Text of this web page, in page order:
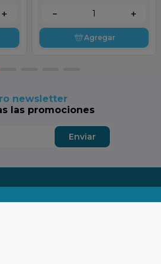
＋ ＋
－
Agregar
newsletter
las promociones
Enviar